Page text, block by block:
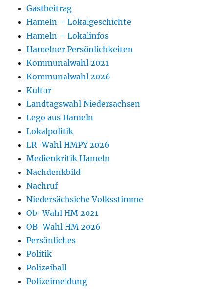
Gastbeitrag
Hameln – Lokalgeschichte
Hameln – Lokalinfos
Hamelner Persönlichkeiten
Kommunalwahl 2021
Kommunalwahl 2026
Kultur
Landtagswahl Niedersachsen
Lego aus Hameln
Lokalpolitik
LR-Wahl HMPY 2026
Medienkritik Hameln
Nachdenkbild
Nachruf
Niedersächsiche Volksstimme
Ob-Wahl HM 2021
OB-Wahl HM 2026
Persönliches
Politik
Polizeiball
Polizeimeldung